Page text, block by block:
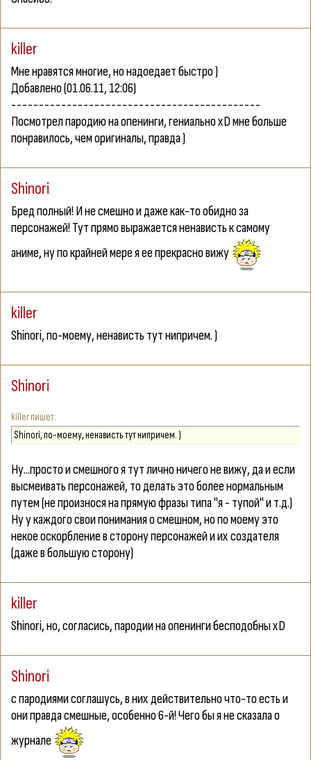
killer
Мне нравятся многие, но надоедает быстро )
Добавлено(01.06.11, 12:06)
---------------------------------------------
Посмотрел пародию на опенинги, гениально xD мне больше
понравилось, чем оригиналы, правда )
Shinori
Бред полный! И не смешно и даже как-то обидно за
персонажей! Тут прямо выражается ненависть к самому
аниме, ну по крайней мере я ее прекрасно вижу
killer
Shinori, по-моему, ненависть тут нипричем. )
Shinori
killer
Shinori, по-моему, ненависть тут нипричем. )
Ну...просто и смешного я тут лично ничего не вижу, да и если
высмеивать персонажей, то делать это более нормальным
путем (не произнося на прямую фразы типа "я - тупой" и т.д.)
Ну у каждого свои понимания о смешном, но по моему это
некое оскорбление в сторону персонажей и их создателя
(даже в большую сторону)
killer
Shinori, но, согласись, пародии на опенинги бесподобны xD
Shinori
с пародиями соглашусь, в них действительно что-то есть и
они правда смешные, особенно 6-й! Чего бы я не сказала о
журнале